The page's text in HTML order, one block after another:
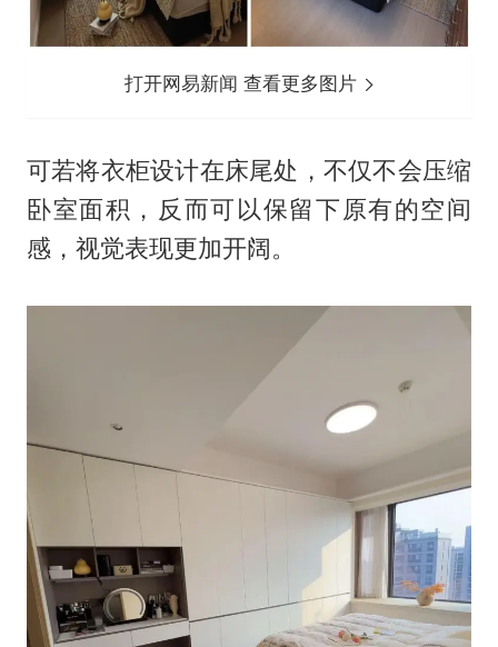
打开网易新闻 查看更多图片
可若将衣柜设计在床尾处，不仅不会压缩
卧室面积，反而可以保留下原有的空间
感，视觉表现更加开阔。